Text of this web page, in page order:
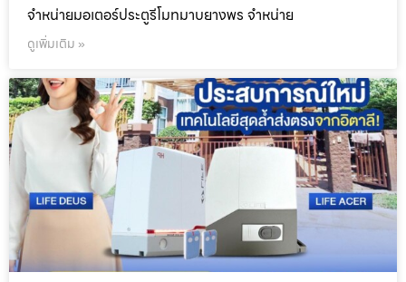
จำหน่ายมอเตอร์ประตูรีโมทมาบยางพร จำหน่าย
ดูเพิ่มเติม »